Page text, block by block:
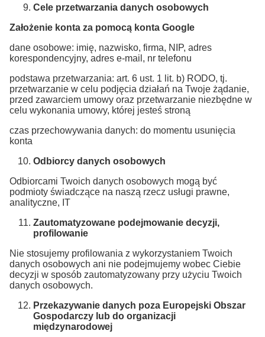
Cele przetwarzania danych osobowych
Założenie konta za pomocą konta Google
dane osobowe: imię, nazwisko, firma, NIP, adres
korespondencyjny, adres e-mail, nr telefonu
podstawa przetwarzania: art. 6 ust. 1 lit. b) RODO, tj.
przetwarzanie w celu podjęcia działań na Twoje żądanie,
przed zawarciem umowy oraz przetwarzanie niezbędne w
celu wykonania umowy, której jesteś stroną
czas przechowywania danych: do momentu usunięcia
konta
Odbiorcy danych osobowych
Odbiorcami Twoich danych osobowych mogą być
podmioty świadczące na naszą rzecz usługi prawne,
analityczne, IT
Zautomatyzowane podejmowanie decyzji,
profilowanie
Nie stosujemy profilowania z wykorzystaniem Twoich
danych osobowych ani nie podejmujemy wobec Ciebie
decyzji w sposób zautomatyzowany przy użyciu Twoich
danych osobowych.
Przekazywanie danych poza Europejski Obszar
Gospodarczy lub do organizacji
międzynarodowej